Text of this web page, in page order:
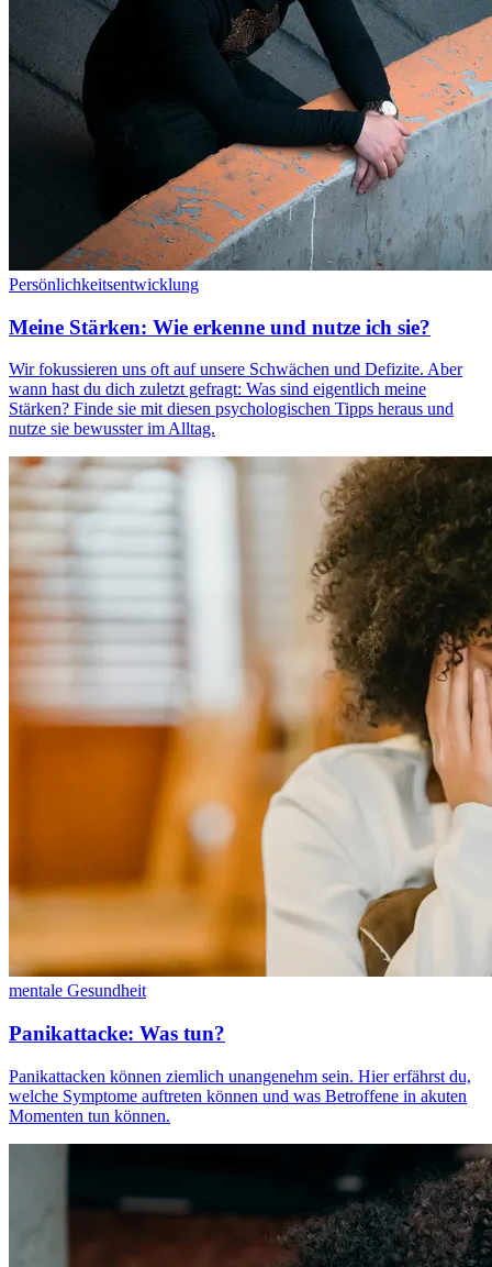
Persönlichkeitsentwicklung
Meine Stärken: Wie erkenne und nutze ich sie?
Wir fokussieren uns oft auf unsere Schwächen und Defizite. Aber
wann hast du dich zuletzt gefragt: Was sind eigentlich meine
Stärken? Finde sie mit diesen psychologischen Tipps heraus und
nutze sie bewusster im Alltag.
mentale Gesundheit
Panikattacke: Was tun?
Panikattacken können ziemlich unangenehm sein. Hier erfährst du,
welche Symptome auftreten können und was Betroffene in akuten
Momenten tun können.